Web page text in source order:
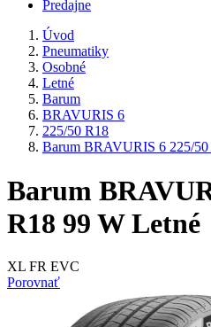
Predajne
Úvod
Pneumatiky
Osobné
Letné
Barum
BRAVURIS 6
225/50 R18
Barum BRAVURIS 6 225/
Barum
R18 99 W Letné
XL FR EVC
Porovnať